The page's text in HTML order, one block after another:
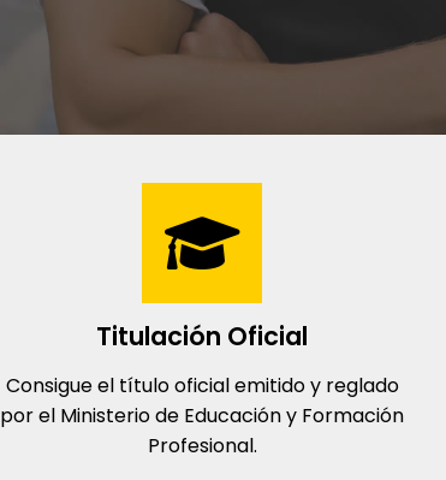
Titulación Oficial
Consigue el título oficial emitido y reglado
por el Ministerio de Educación y Formación
Profesional.